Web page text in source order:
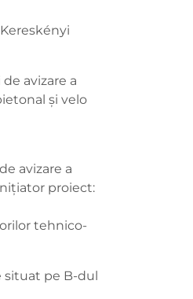
avizare a
și velo
avizare a
proiect:
tehnico-
situat pe B-dul